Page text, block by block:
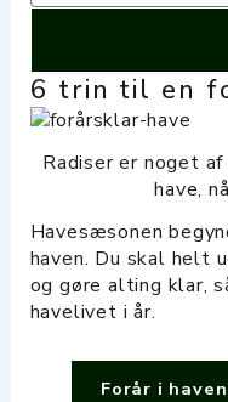
6 trin til en
Radiser er noget
have,
Havesæsonen
haven. Du skal helt
og gøre alting klar,
havelivet i år.
Forår i